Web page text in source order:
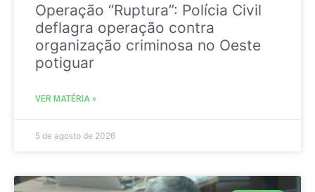
Operação “Ruptura”: Polícia Civil
deflagra operação contra
organização criminosa no Oeste
potiguar
VER MATÉRIA »
5 de agosto de 2026